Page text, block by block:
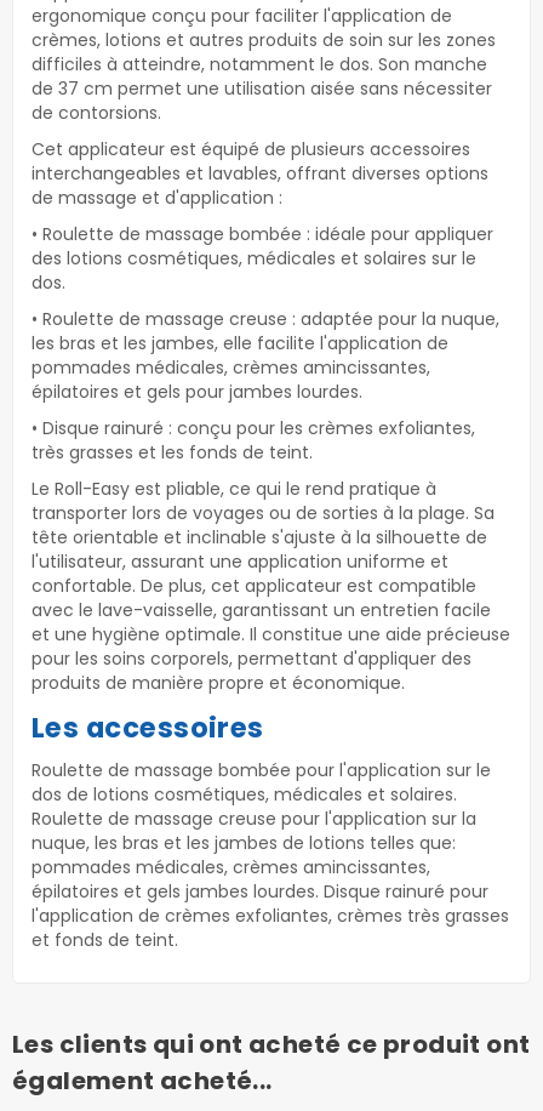
ergonomique conçu pour faciliter l'application de
crèmes, lotions et autres produits de soin sur les zones
difficiles à atteindre, notamment le dos. Son manche
de 37 cm permet une utilisation aisée sans nécessiter
de contorsions.
Cet applicateur est équipé de plusieurs accessoires
interchangeables et lavables, offrant diverses options
de massage et d'application :
• Roulette de massage bombée : idéale pour appliquer
des lotions cosmétiques, médicales et solaires sur le
dos.
• Roulette de massage creuse : adaptée pour la nuque,
les bras et les jambes, elle facilite l'application de
pommades médicales, crèmes amincissantes,
épilatoires et gels pour jambes lourdes.
• Disque rainuré : conçu pour les crèmes exfoliantes,
très grasses et les fonds de teint.
Le Roll-Easy est pliable, ce qui le rend pratique à
transporter lors de voyages ou de sorties à la plage. Sa
tête orientable et inclinable s'ajuste à la silhouette de
l'utilisateur, assurant une application uniforme et
confortable. De plus, cet applicateur est compatible
avec le lave-vaisselle, garantissant un entretien facile
et une hygiène optimale. Il constitue une aide précieuse
pour les soins corporels, permettant d'appliquer des
produits de manière propre et économique.
Les accessoires
Roulette de massage bombée pour l'application sur le
dos de lotions cosmétiques, médicales et solaires.
Roulette de massage creuse pour l'application sur la
nuque, les bras et les jambes de lotions telles que:
pommades médicales, crèmes amincissantes,
épilatoires et gels jambes lourdes. Disque rainuré pour
l'application de crèmes exfoliantes, crèmes très grasses
et fonds de teint.
Les clients qui ont acheté ce produit ont
également acheté...